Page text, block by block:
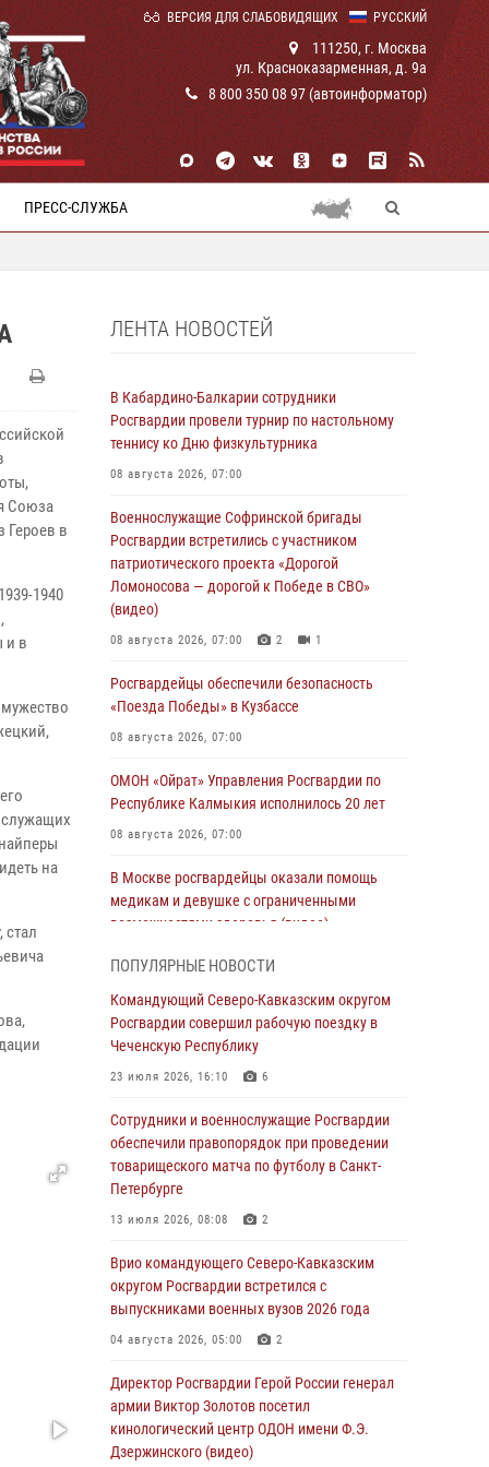
РУССКИЙ
ВЕРСИЯ ДЛЯ СЛАБОВИДЯЩИХ
111250, г. Москва
ул. Красноказарменная, д. 9а
8 800 350 08 97 (автоинформатор)
ПРЕСС-СЛУЖБА
Союза
Героев в
1940
и в
на
ЛЕНТА НОВОСТЕЙ
В Кабардино-Балкарии сотрудники
Росгвардии провели турнир по настольному
теннису ко Дню физкультурника
08 августа 2026, 07:00
Военнослужащие Софринской бригады
Росгвардии встретились с участником
патриотического проекта «Дорогой
Ломоносова — дорогой к Победе в СВО»
(видео)
08 августа 2026, 07:00 2 1
Росгвардейцы обеспечили безопасность
«Поезда Победы» в Кузбассе
08 августа 2026, 07:00
ОМОН «Ойрат» Управления Росгвардии по
Республике Калмыкия исполнилось 20 лет
08 августа 2026, 07:00
В Москве росгвардейцы оказали помощь
медикам и девушке с ограниченными
возможностями здоровья (видео)
Спецназ Росгвардии в Марий Эл почтил
память товарища на тактическом турнире
(видео)
08 августа 2026, 06:15
День физкультурника в Уральском округе
Росгвардии отметили турнирами, мастер-
классами и легкоатлетическими забегами
08 августа 2026, 06:03
приступили к новому курсу подготовки на
Урале
08 августа 2026, 05:00 3
росгвардейцы получают из дома
региональные газеты и поддержку земляков
08 августа 2026, 05:00
ПОПУЛЯРНЫЕ НОВОСТИ
Командующий Северо-Кавказским округом
Росгвардии совершил рабочую поездку в
Чеченскую Республику
23 июля 2026, 16:10 6
Сотрудники и военнослужащие Росгвардии
обеспечили правопорядок при проведении
товарищеского матча по футболу в Санкт-
Петербурге
13 июля 2026, 08:08 2
Врио командующего Северо-Кавказским
округом Росгвардии встретился с
выпускниками военных вузов 2026 года
04 августа 2026, 05:00 2
Директор Росгвардии Герой России генерал
армии Виктор Золотов посетил
кинологический центр ОДОН имени Ф.Э.
Дзержинского (видео)